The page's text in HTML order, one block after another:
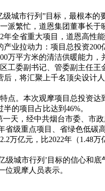
城市行列”目标，最根本的
派繁忙，道恩集团董事长
全省重大项目，道恩高性
业拉动力：项目总投资
万平方米的清洁供暖能力
工委副书记、管委副主任
后，将汇聚上千名顶尖设
。本次观摩项目总投资
的项目占比达到46%。
天，经中共烟台市委、
省级重点项目、省绿色低
万亿元，比2022年（1.48
级城市行列’目标的信心和
位观摩人员表示。